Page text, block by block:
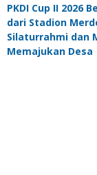
PKDI Cup II 2026
dari Stadion
Silaturrahmi dan
Memajukan Desa